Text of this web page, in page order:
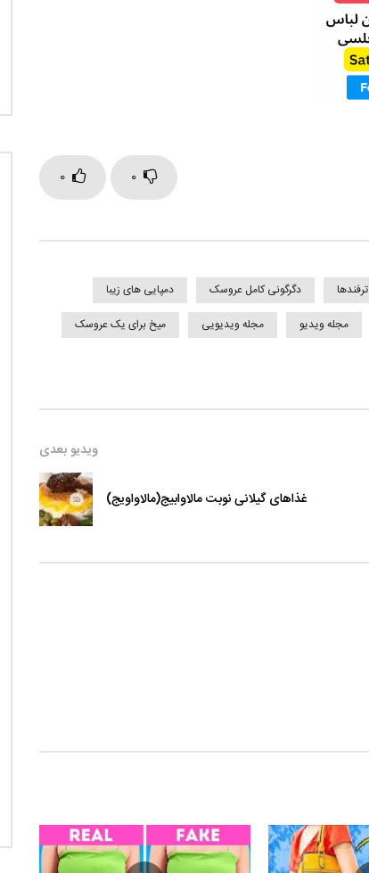
0 0
ترفندها دگرگونی کامل عروسک
دمپایی های زیبا
مجله ویدیو مجله ویدیویی
میخ برای یک عروسک
ویدیو بعدی
غذاهای گیلانی نوبت مالاوابیج(مالاواویج)